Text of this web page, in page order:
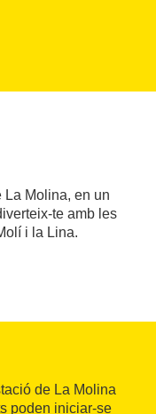
La Molina, en un
te amb les
i la Lina.
de La Molina
poden iniciar-se